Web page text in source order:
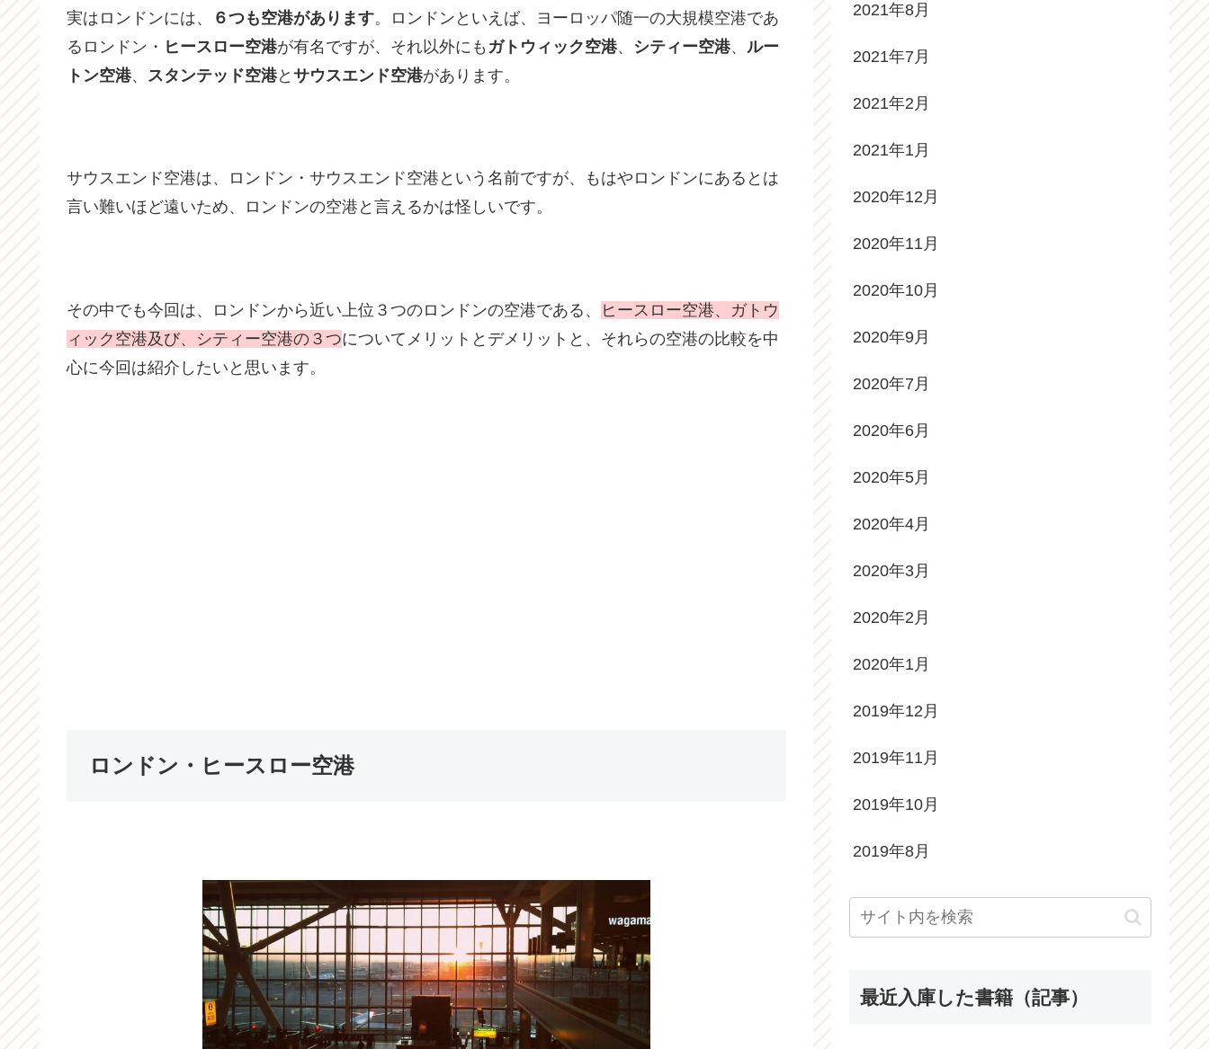
実はロンドンには、 ６つも空港があります。ロンドンといえば、ヨーロッパ随一の大規模空港であ
るロンドン・ ヒースロー空港が有名ですが、それ以外にも ガトウィック空港、 シティー空港、 ルー
トン空港、 スタンテッド空港と サウスエンド空港があります。
サウスエンド空港は、ロンドン・サウスエンド空港という名前ですが、もはやロンドンにあるとは
言い難いほど遠いため、ロンドンの空港と言えるかは怪しいです。
その中でも今回は、ロンドンから近い上位３つのロンドンの空港である、
ヒースロー空港、ガトウ
ィック空港及び、シティー空港の３つについてメリットとデメリットと、それらの空港の比較を中
心に今回は紹介したいと思います。
ロンドン・ヒースロー空港
2021年8月
2021年7月
2021年2月
2021年1月
2020年12月
2020年11月
2020年10月
2020年9月
2020年7月
2020年6月
2020年5月
2020年4月
2020年3月
2020年2月
2020年1月
2019年12月
2019年11月
2019年10月
2019年8月
最近入庫した書籍（記事）